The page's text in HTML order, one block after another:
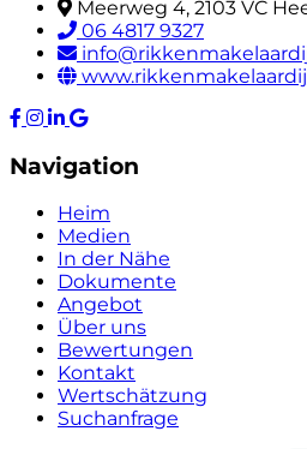
Meerweg 4, 2103 VC
06 4817 9327
Navigation
Heim
Medien
In der Nähe
Dokumente
Angebot
Über uns
Bewertungen
Kontakt
Wertschätzung
Suchanfrage